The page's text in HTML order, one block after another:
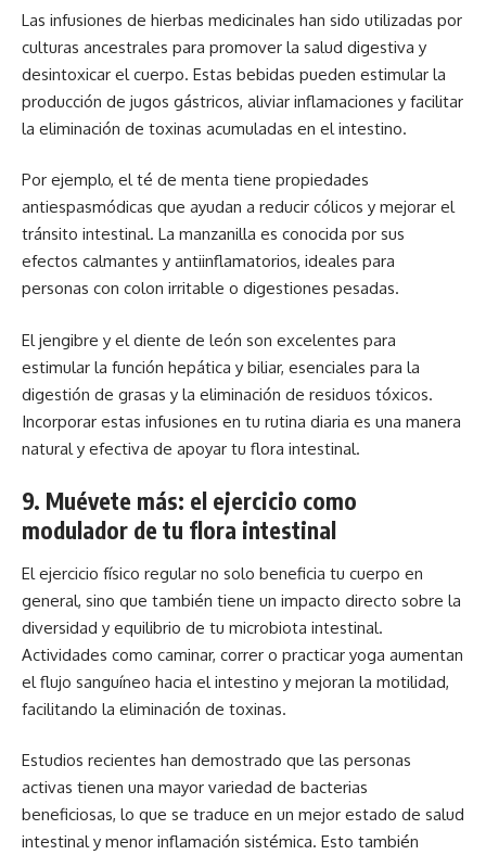
Las infusiones de hierbas medicinales han sido utilizadas por
culturas ancestrales para promover la salud digestiva y
desintoxicar el cuerpo. Estas bebidas pueden estimular la
producción de jugos gástricos, aliviar inflamaciones y facilitar
la eliminación de toxinas acumuladas en el intestino.
Por ejemplo, el té de menta tiene propiedades
antiespasmódicas que ayudan a reducir cólicos y mejorar el
tránsito intestinal. La manzanilla es conocida por sus
efectos calmantes y antiinflamatorios, ideales para
personas con colon irritable o digestiones pesadas.
El jengibre y el diente de león son excelentes para
estimular la función hepática y biliar, esenciales para la
digestión de grasas y la eliminación de residuos tóxicos.
Incorporar estas infusiones en tu rutina diaria es una manera
natural y efectiva de apoyar tu flora intestinal.
9. Muévete más: el ejercicio como
modulador de tu flora intestinal
El ejercicio físico regular no solo beneficia tu cuerpo en
general, sino que también tiene un impacto directo sobre la
diversidad y equilibrio de tu microbiota intestinal.
Actividades como caminar, correr o practicar yoga aumentan
el flujo sanguíneo hacia el intestino y mejoran la motilidad,
facilitando la eliminación de toxinas.
Estudios recientes han demostrado que las personas
activas tienen una mayor variedad de bacterias
beneficiosas, lo que se traduce en un mejor estado de salud
intestinal y menor inflamación sistémica. Esto también